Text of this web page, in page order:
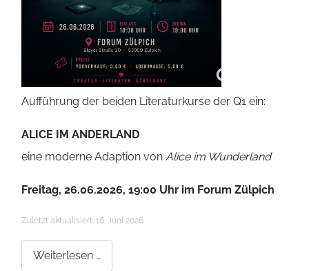
Aufführung der beiden Literaturkurse der Q1 ein:
ALICE IM ANDERLAND
eine moderne Adaption von Alice im Wunderland
Freitag, 26.06.2026, 19:00 Uhr im Forum Zülpich
Details
Zuletzt aktualisiert: 16. Juni 2026
Weiterlesen …